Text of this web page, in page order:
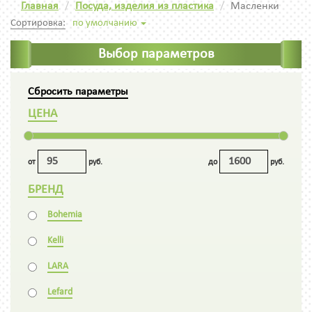
Главная Посуда, изделия из пластика Масленки
Сортировка: по умолчанию
Выбор параметров
Сбросить параметры
ЦЕНА
от руб. до руб.
БРЕНД
Bohemia
Kelli
LARA
Lefard